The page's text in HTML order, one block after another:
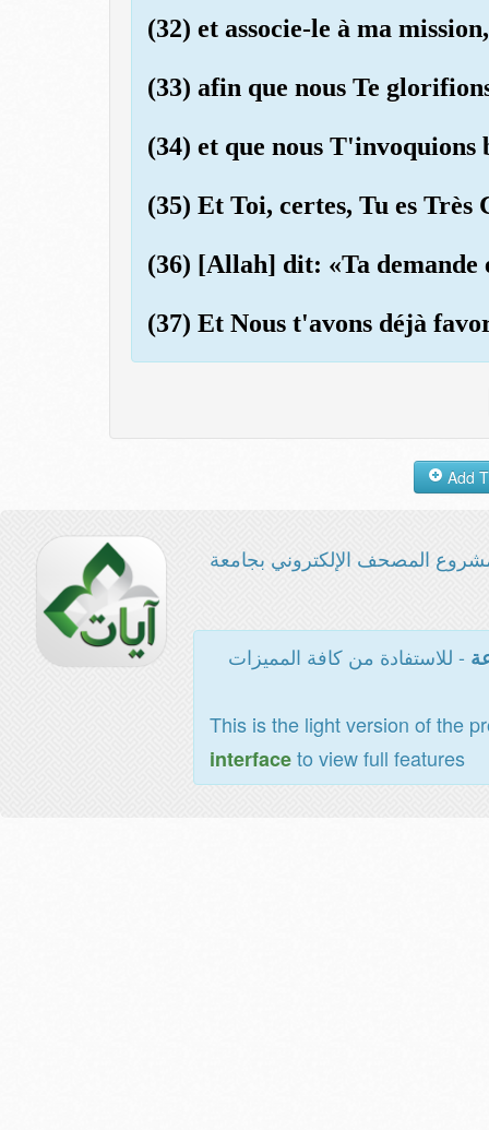
(32) et associe-le à ma mission,
(33) afin que nous Te
(34) et que nous T'invoquions
(35) Et Toi, certes, Tu es
(36) [Allah] dit: «Ta demande
(37) Et Nous t'avons déjà
المصحف الإلكتروني بجامعة
- للاستفادة من كافة المميزات
This is the light version of the
interfaceto view full features